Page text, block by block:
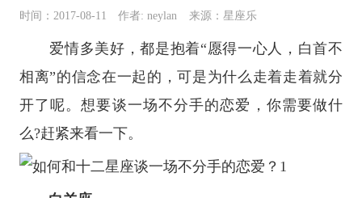
时间：2017-08-11 作者: neylan 来源：星座乐
爱情多美好，都是抱着“愿得一心人，白首不
相离”的信念在一起的，可是为什么走着走着就分
开了呢。想要谈一场不分手的恋爱，你需要做什
么?赶紧来看一下。